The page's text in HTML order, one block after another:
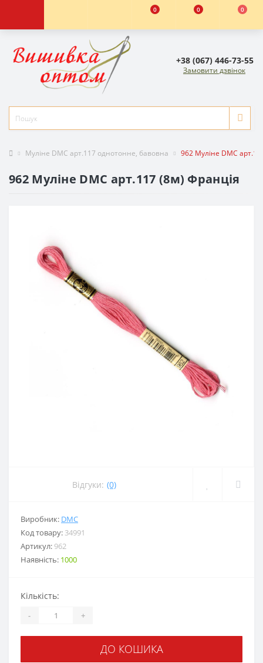
0 0 0
+38 (067) 446-73-55
Замовити дзвінок
Муліне DMC арт.117 однотонне, бавовна 962 Муліне DMC
962 Муліне DMC арт.117 (8м) Франція
Відгуки: (0)
Виробник: DMC
Код товару: 34991
Артикул: 962
Наявність: 1000
Кількість:
- +
ДО КОШИКА